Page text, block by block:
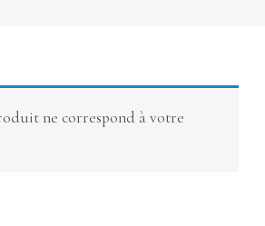
ne correspond à votre